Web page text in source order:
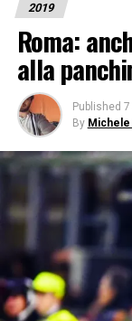
2019
Roma:
alla
Published 7
By